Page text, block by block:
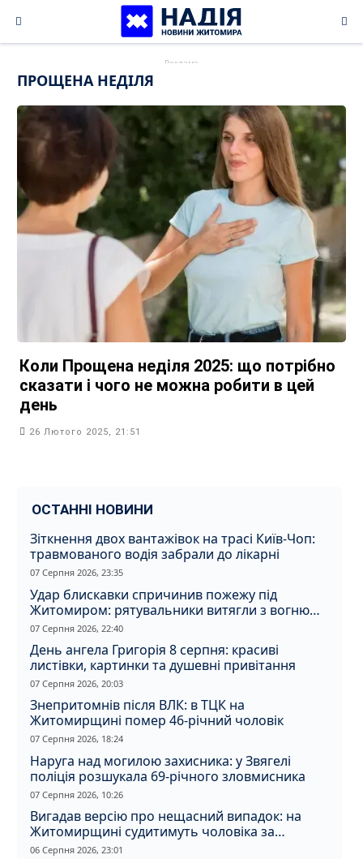
content
ПРОЩЕНА НЕДІЛЯ
Коли Прощена неділя 2025: що потрібно
сказати і чого не можна робити в цей
день
26 Лютого 2025, 21:51
ОСТАННІ НОВИНИ
Зіткнення двох вантажівок на трасі Київ-Чоп:
травмованого водія забрали до лікарні
07 Серпня 2026, 23:35
Удар блискавки спричинив пожежу під
Житомиром: рятувальники витягли з вогню
кота
07 Серпня 2026, 22:40
День ангела Григорія 8 серпня: красиві
листівки, картинки та душевні привітання
07 Серпня 2026, 20:03
Знепритомнів після ВЛК: в ТЦК на
Житомирщині помер 46-річний чоловік
07 Серпня 2026, 18:24
Наруга над могилою захисника: у Звягелі
поліція розшукала 69-річного зловмисника
07 Серпня 2026, 10:26
Вигадав версію про нещасний випадок: на
Житомирщині судитимуть чоловіка за
вбивство співмешканки
06 Серпня 2026, 23:01